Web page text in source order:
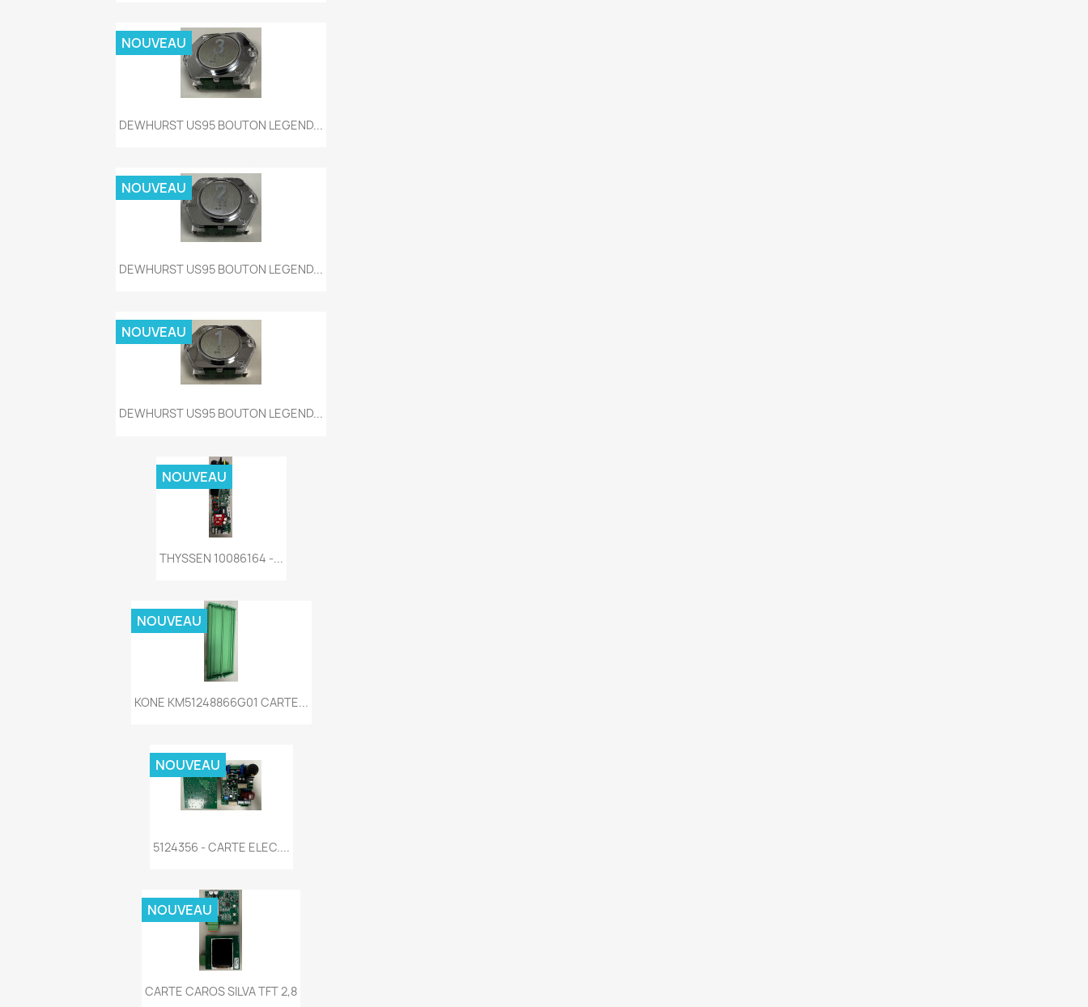
Aperçu rapide
DEWHURST US95 BOUTON LEGEND...
NOUVEAU
Aperçu rapide
DEWHURST US95 BOUTON LEGEND...
NOUVEAU
Aperçu rapide
DEWHURST US95 BOUTON LEGEND...
NOUVEAU
Aperçu rapide
THYSSEN 10086164 -...
NOUVEAU
Aperçu rapide
KONE KM51248866G01 CARTE...
NOUVEAU
Aperçu rapide
5124356 - CARTE ELEC....
NOUVEAU
Aperçu rapide
CARTE CAROS SILVA TFT 2,8
NOUVEAU